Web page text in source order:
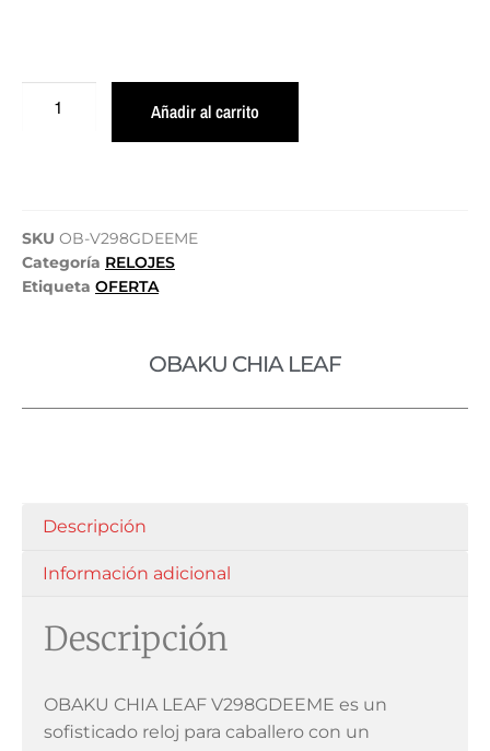
Añadir al carrito
SKU OB-V298GDEEME
Categoría RELOJES
Etiqueta OFERTA
OBAKU CHIA LEAF
Descripción
Información adicional
Descripción
OBAKU CHIA LEAF V298GDEEME es un
sofisticado reloj para caballero con un